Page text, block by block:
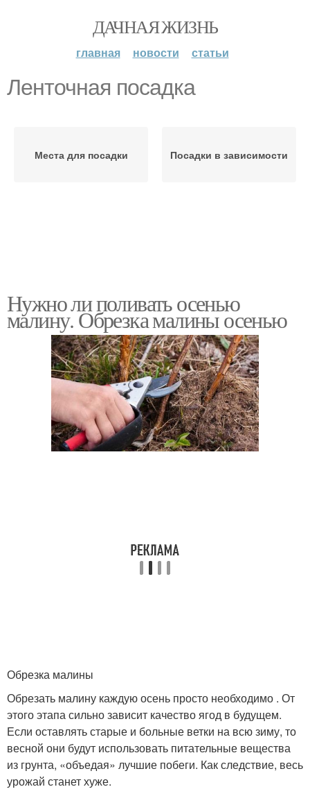
ДАЧНАЯ ЖИЗНЬ
главная новости статьи
Ленточная посадка
Места для посадки Посадки в зависимости
Нужно ли поливать осенью
малину. Обрезка малины осенью
Обрезка малины
Обрезать малину каждую осень просто необходимо . От
этого этапа сильно зависит качество ягод в будущем.
Если оставлять старые и больные ветки на всю зиму, то
весной они будут использовать питательные вещества
из грунта, «объедая» лучшие побеги. Как следствие, весь
урожай станет хуже.